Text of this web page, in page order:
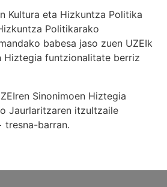
Kultura eta Hizkuntza Politika
Politikarako
babesa jaso zuen UZEIk
Hiztegia funtzionalitate berriz
Sinonimoen Hiztegia
Jaurlaritzaren itzultzaile
tresna-barran.